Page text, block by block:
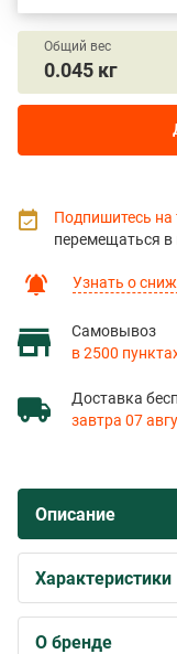
Узнать о
Самовывоз
в 2500
Доставка
завтра 07
Общий вес
0.045 кг
Подпишитесь на
перемещаться в
Описание
Характеристики
О бренде